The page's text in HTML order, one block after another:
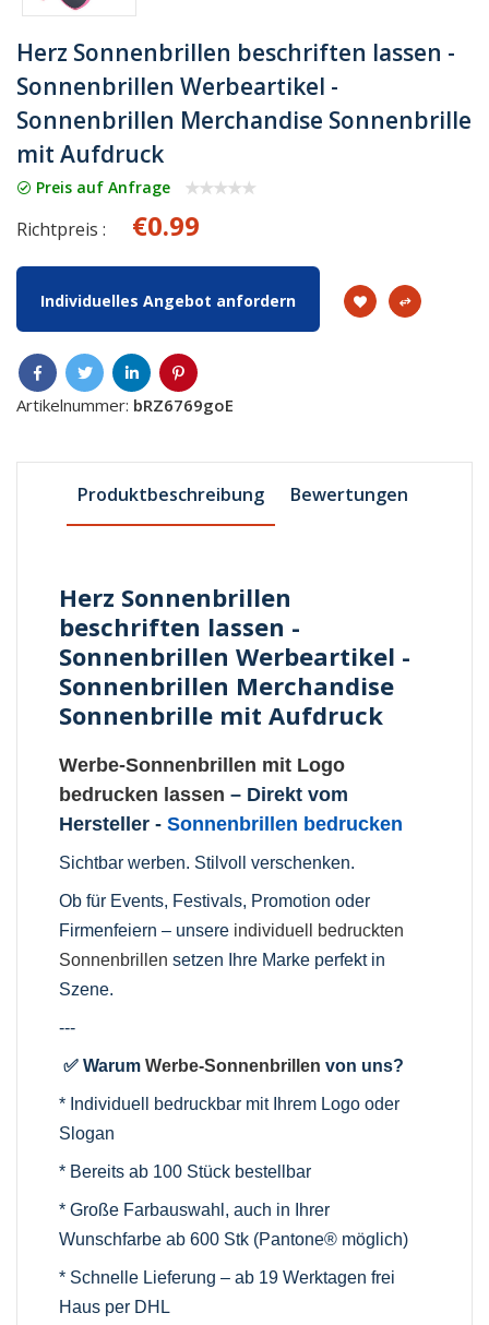
Herz Sonnenbrillen beschriften lassen -
Sonnenbrillen Werbeartikel -
Sonnenbrillen Merchandise Sonnenbrille
mit Aufdruck
Preis auf Anfrage
Richtpreis : €0.99
Individuelles Angebot anfordern
Artikelnummer: bRZ6769goE
Produktbeschreibung Bewertungen
Herz Sonnenbrillen
beschriften lassen -
Sonnenbrillen Werbeartikel -
Sonnenbrillen Merchandise
Sonnenbrille mit Aufdruck
Werbe-Sonnenbrillen mit Logo
bedrucken lassen – Direkt vom
Hersteller -Sonnenbrillen bedrucken
Sichtbar werben. Stilvoll verschenken.
Ob für Events, Festivals, Promotion oder
Firmenfeiern – unsere individuell bedruckten
Sonnenbrillen setzen Ihre Marke perfekt in
Szene.
---
✅ WarumWerbe-Sonnenbrillen von uns?
* Individuell bedruckbar mit Ihrem Logo oder
Slogan
* Bereits ab 100 Stück bestellbar
* Große Farbauswahl, auch in Ihrer
Wunschfarbe ab 600 Stk (Pantone® möglich)
* Schnelle Lieferung – ab 19 Werktagen frei
Haus per DHL